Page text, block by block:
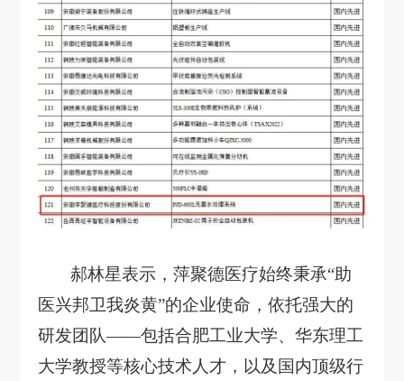
郝林星表示，萍聚德医疗始终秉承“助
医兴邦卫我炎黄”的企业使命，依托强大的
研发团队——包括合肥工业大学、华东理工
大学教授等核心技术人才，以及国内顶级行